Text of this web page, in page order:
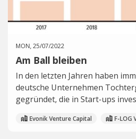
MON, 25/07/2022
Am Ball bleiben
In den letzten Jahren haben
deutsche Unternehmen
gegründet, die in Start-ups
Evonik Venture Capital F-LOG